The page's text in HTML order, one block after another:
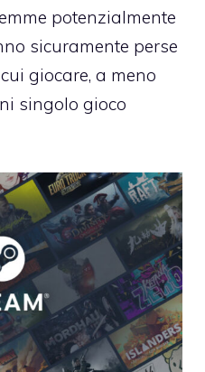
potenzialmente
sicuramente perse
giocare, a meno
singolo gioco